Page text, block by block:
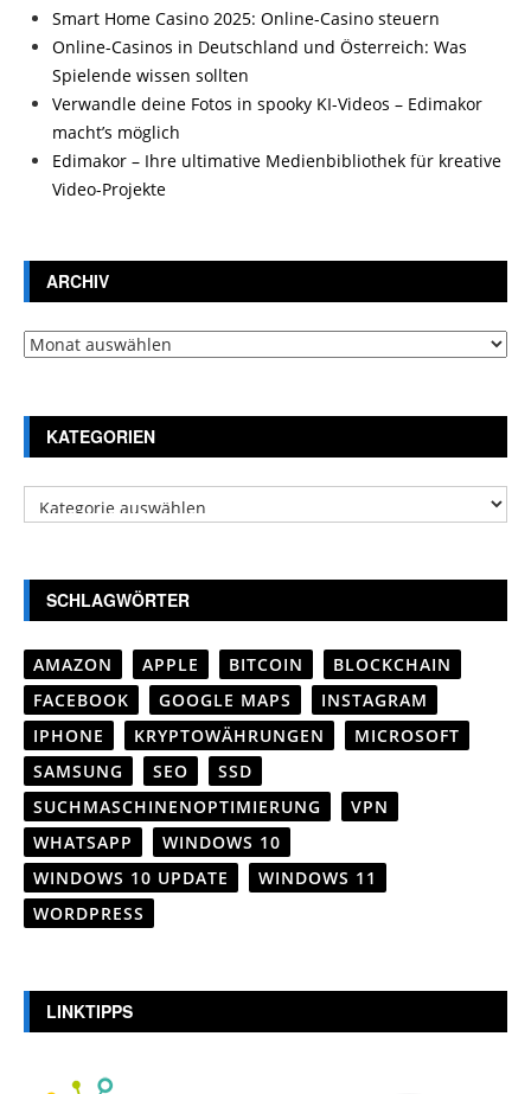
Smart Home Casino 2025: Online-Casino steuern
Online-Casinos in Deutschland und Österreich: Was
Spielende wissen sollten
Verwandle deine Fotos in spooky KI-Videos – Edimakor
macht’s möglich
Edimakor – Ihre ultimative Medienbibliothek für kreative
Video-Projekte
ARCHIV
Archiv
KATEGORIEN
Kategorien
SCHLAGWÖRTER
AMAZON APPLE BITCOIN
BLOCKCHAIN
FACEBOOK
GOOGLE MAPS
INSTAGRAM
IPHONE
KRYPTOWÄHRUNGEN
MICROSOFT
SAMSUNG
SEO
SSD
SUCHMASCHINENOPTIMIERUNG
VPN
WHATSAPP
WINDOWS 10
WINDOWS 10 UPDATE
WINDOWS 11
WORDPRESS
LINKTIPPS